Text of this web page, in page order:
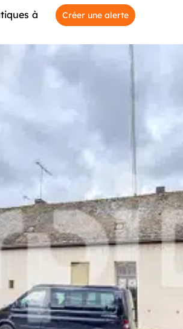
à
Créer une alerte